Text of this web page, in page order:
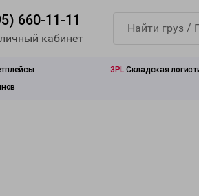
660-11-11
кабинет
3PL Складская